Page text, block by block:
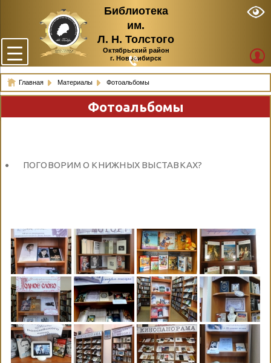
Библиотека
им.
Л. Н. Толстого
Октябрьский район
г. Новосибирск
Главная Материалы Фотоальбомы
Фотоальбомы
ПОГОВОРИМ О КНИЖНЫХ ВЫСТАВКАХ?